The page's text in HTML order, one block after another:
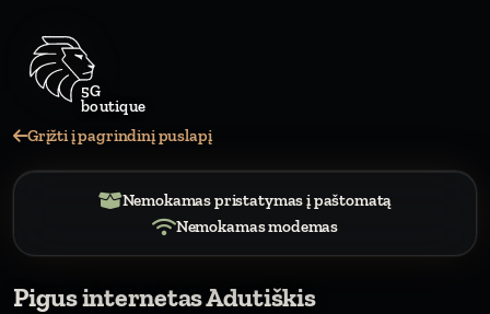
Grįžti į pagrindinį puslapį
Nemokamas pristatymas į paštomatą
Nemokamas modemas
Pigus internetas Adutiškis